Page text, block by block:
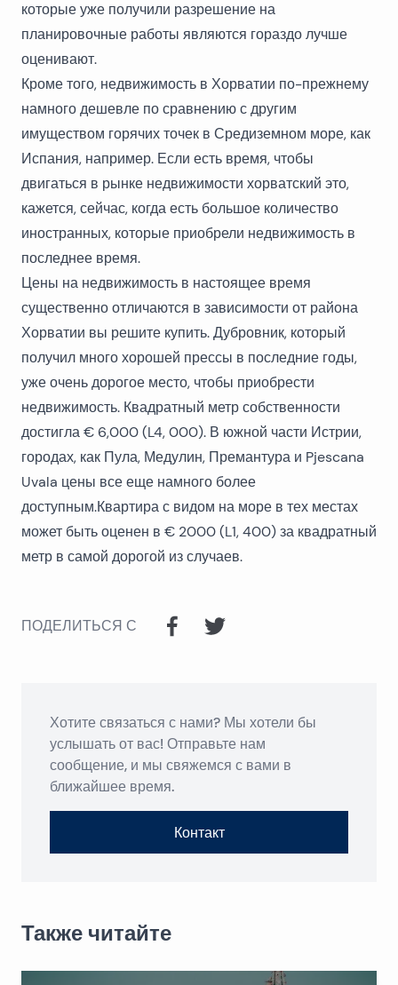
которые уже получили разрешение на
планировочные работы являются гораздо лучше
оценивают.
Кроме того, недвижимость в Хорватии по-прежнему
намного дешевле по сравнению с другим
имуществом горячих точек в Средиземном море, как
Испания, например. Если есть время, чтобы
двигаться в рынке недвижимости хорватский это,
кажется, сейчас, когда есть большое количество
иностранных, которые приобрели недвижимость в
последнее время.
Цены на недвижимость в настоящее время
существенно отличаются в зависимости от района
Хорватии вы решите купить. Дубровник, который
получил много хорошей прессы в последние годы,
уже очень дорогое место, чтобы приобрести
недвижимость. Квадратный метр собственности
достигла € 6,000 (L4, 000). В южной части Истрии,
городах, как Пула, Медулин, Премантура и Pjescana
Uvala цены все еще намного более
доступным.Квартира с видом на море в тех местах
может быть оценен в € 2000 (L1, 400) за квадратный
метр в самой дорогой из случаев.
ПОДЕЛИТЬСЯ С
Хотите связаться с нами? Мы хотели бы
услышать от вас! Отправьте нам
сообщение, и мы свяжемся с вами в
ближайшее время.
Контакт
Также читайте